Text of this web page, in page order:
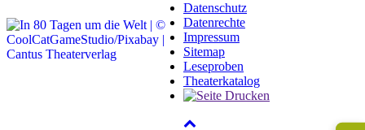
Datenschutz
Datenrechte
Impressum
Sitemap
Leseproben
Theaterkatalog